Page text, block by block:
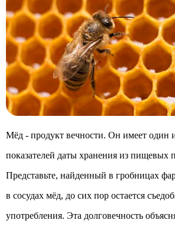
Мёд - продукт вечности. Он имеет один
показателей даты хранения из пищевых
Представьте, найденный в гробницах
в сосудах мёд, до сих пор остается
употребления. Эта долговечность